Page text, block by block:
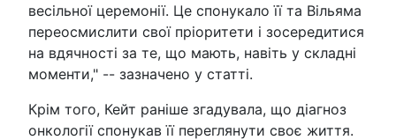
весільної церемонії. Це спонукало її та Вільяма
переосмислити свої пріоритети і зосередитися
на вдячності за те, що мають, навіть у складні
моменти," -- зазначено у статті.
Крім того, Кейт раніше згадувала, що діагноз
онкології спонукав її переглянути своє життя.